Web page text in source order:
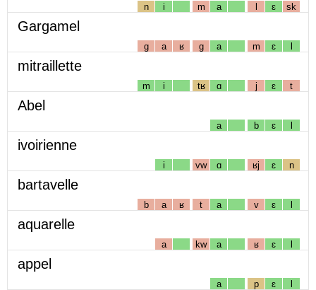
n i m a l ɛ sk
Gargamel
g a ʁ g a m ɛ l
mitraillette
m i tʁ ɑ j ɛ t
Abel
a b ɛ l
ivoirienne
i vw ɑ ʁj ɛ n
bartavelle
b a ʁ t a v ɛ l
aquarelle
a kw a ʁ ɛ l
appel
a p ɛ l